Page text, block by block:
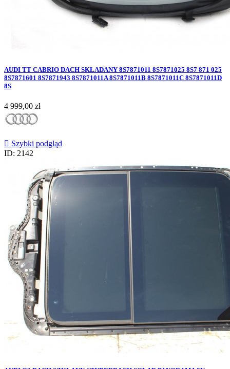
AUDI TT CABRIO DACH SKŁADANY 8S7871011 8S7871025 8S7 871 025
8S7871601 8S7871943 8S7871011A 8S7871011B 8S7871011C 8S7871011D
8S
Cena
4 999,00 zł
 Szybki podgląd
ID: 2142